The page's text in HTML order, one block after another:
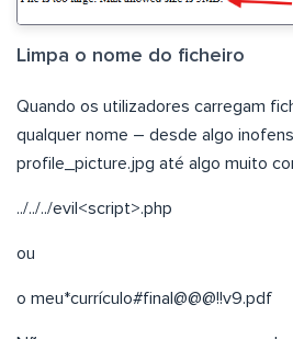
Limpa o nome do ficheiro
Quando os utilizadores carregam
qualquer nome – desde algo
profile_picture.jpg até algo muito
../../../evil<script>.php
ou
o meu*currículo#final@@@!!v9.pdf